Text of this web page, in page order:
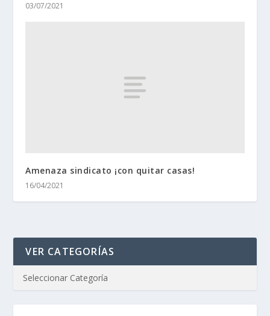
03/07/2021
Amenaza sindicato ¡con quitar casas!
16/04/2021
VER CATEGORÍAS